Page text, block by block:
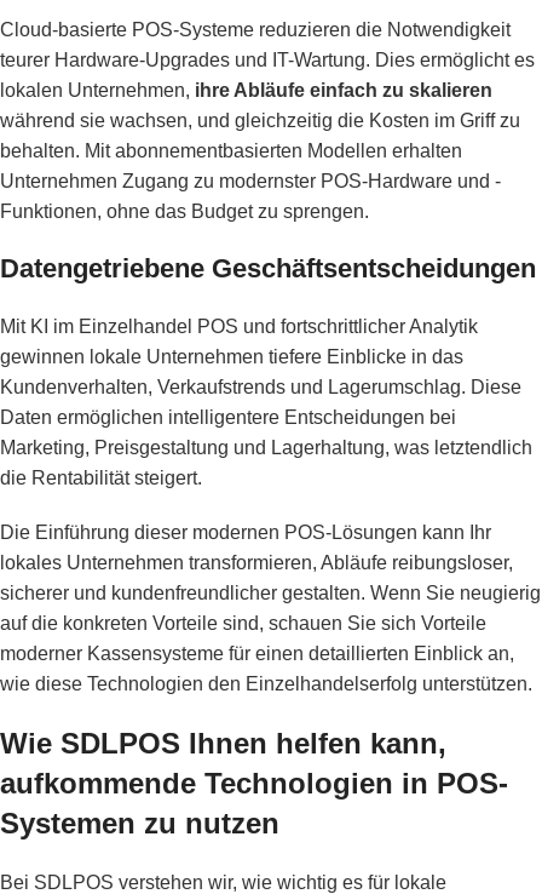
Cloud-basierte POS-Systeme reduzieren die Notwendigkeit
teurer Hardware-Upgrades und IT-Wartung. Dies ermöglicht es
lokalen Unternehmen, ihre Abläufe einfach zu skalieren
während sie wachsen, und gleichzeitig die Kosten im Griff zu
behalten. Mit abonnementbasierten Modellen erhalten
Unternehmen Zugang zu modernster POS-Hardware und -
Funktionen, ohne das Budget zu sprengen.
Datengetriebene Geschäftsentscheidungen
Mit KI im Einzelhandel POS und fortschrittlicher Analytik
gewinnen lokale Unternehmen tiefere Einblicke in das
Kundenverhalten, Verkaufstrends und Lagerumschlag. Diese
Daten ermöglichen intelligentere Entscheidungen bei
Marketing, Preisgestaltung und Lagerhaltung, was letztendlich
die Rentabilität steigert.
Die Einführung dieser modernen POS-Lösungen kann Ihr
lokales Unternehmen transformieren, Abläufe reibungsloser,
sicherer und kundenfreundlicher gestalten. Wenn Sie neugierig
auf die konkreten Vorteile sind, schauen Sie sich Vorteile
moderner Kassensysteme für einen detaillierten Einblick an,
wie diese Technologien den Einzelhandelserfolg unterstützen.
Wie SDLPOS Ihnen helfen kann,
aufkommende Technologien in POS-
Systemen zu nutzen
Bei SDLPOS verstehen wir, wie wichtig es für lokale